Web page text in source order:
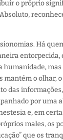
o próprio
Há
entorpecida,
o olhar,
das
por uma
e, em
males, os
que os